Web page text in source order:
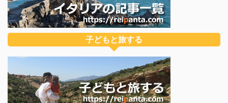
子どもと旅する